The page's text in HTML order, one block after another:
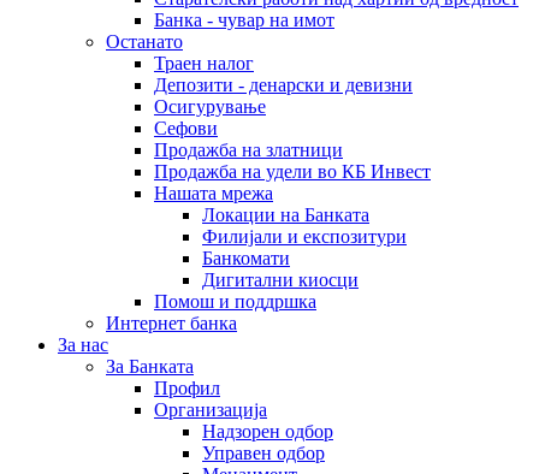
Банка - чувар на имот
Останато
Траен налог
Депозити - денарски и девизни
Осигурување
Сефови
Продажба на златници
Продажба на удели во КБ Инвест
Нашата мрежа
Локации на Банката
Филијали и експозитури
Банкомати
Дигитални киосци
Помош и поддршка
Интернет банка
За нас
За Банката
Профил
Организација
Надзорен одбор
Управен одбор